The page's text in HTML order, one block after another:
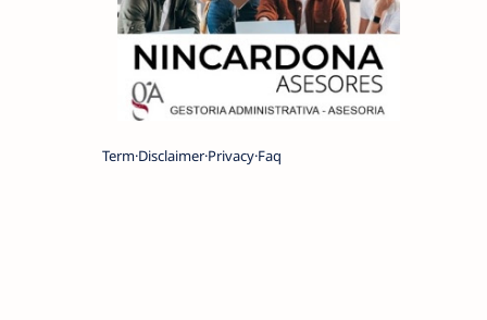
Term Disclaimer Privacy Faq